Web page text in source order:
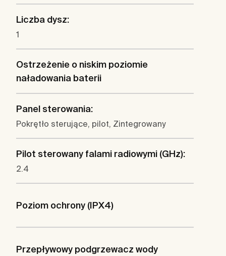
Liczba dysz:
1
Ostrzeżenie o niskim poziomie
naładowania baterii
Panel sterowania:
Pokrętło sterujące, pilot, Zintegrowany
Pilot sterowany falami radiowymi (GHz):
2.4
Poziom ochrony (IPX4)
Przepływowy podgrzewacz wody